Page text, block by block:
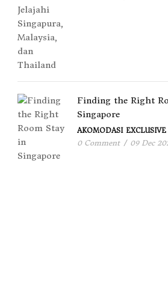
Finding the Right
Singapore
AKOMODASI EXCLUSIVE
0 Comment / 09 Dec